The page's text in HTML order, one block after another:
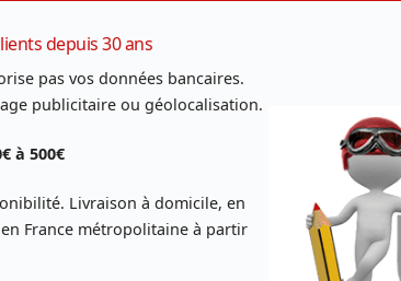
depuis 30 ans
pas vos données bancaires.
publicitaire ou géolocalisation.
à 500€
Livraison à domicile, en
en France métropolitaine à partir